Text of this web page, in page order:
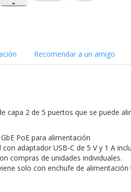
Recomendar a un amigo
capa 2 de 5 puertos que se puede
PoE para alimentación
adaptador USB-C de 5 V y 1 A
compras de unidades individuales.
solo con enchufe de alimentación